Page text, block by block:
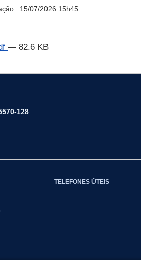
15/07/2026 15h45
— 82.6 KB
128
TELEFONES ÚTEIS